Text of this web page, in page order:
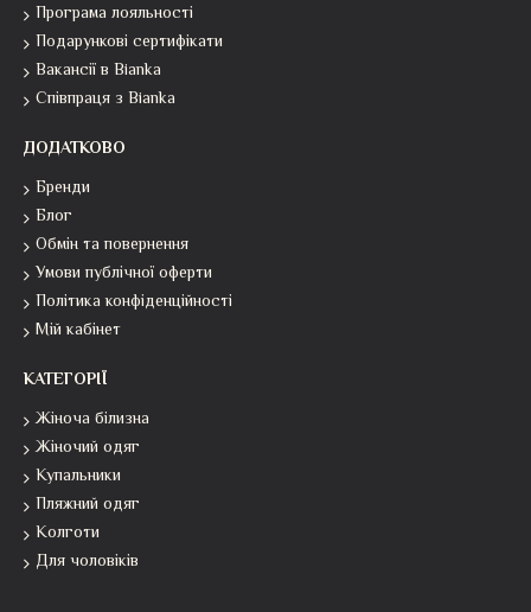
Програма лояльності
Подарункові сертифікати
Вакансії в Bianka
Співпраця з Bianka
ДОДАТКОВО
Бренди
Блог
Обмін та повернення
Умови публічної оферти
Політика конфіденційності
Мій кабінет
КАТЕГОРІЇ
Жіноча білизна
Жіночий одяг
Купальники
Пляжний одяг
Колготи
Для чоловіків